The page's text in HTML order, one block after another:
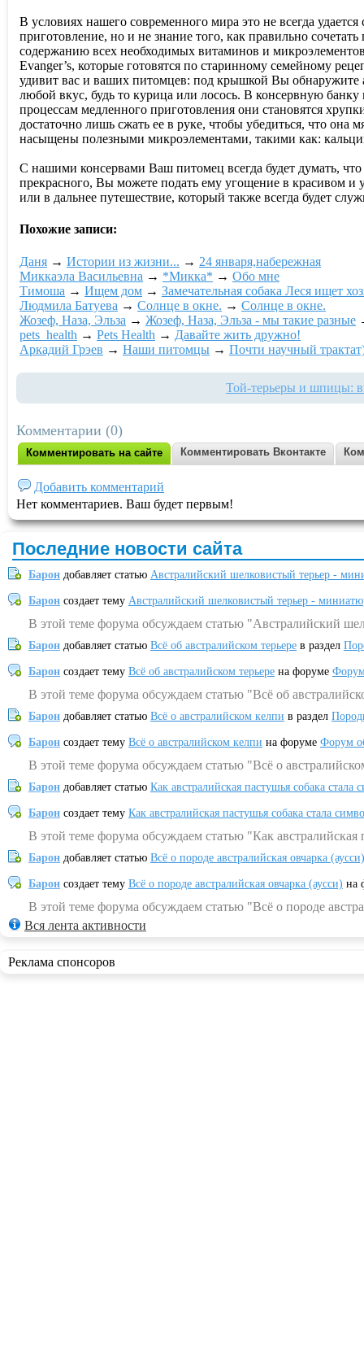
В условиях нашего современного мира это не всегда
приготовление, но и не знание того, как правильно
содержанию всех необходимых витаминов и
Evanger’s, которые готовятся по старинному семейному
удивит вас и ваших питомцев: под крышкой Вы обнаружите
любой вкус, будь то курица или лосось. В консервную
процессам медленного приготовления они становятся
достаточно лишь сжать ее в руке, чтобы убедиться, что она
насыщены полезными микроэлементами, такими как:
C нашими консервами Ваш питомец всегда будет думать,
прекрасного, Вы можете подать ему угощение в красивом и
или в дальнее путешествие, который также всегда будет
Похожие записи:
Даня → Истории из жизни... → 24 января,набережная
Миккаэла Васильевна → *Микка* → Обо мне
Тимоша → Ищем дом → Замечательная собака Леся ищет
Людмила Батуева → Солнце в окне. → Солнце в окне.
Жозеф, Наза, Эльза → Жозеф, Наза, Эльза - мы такие разные
pets_health → Pets Health → Давайте жить дружно!
Аркадий Грэев → Наши питомцы → Почти научный
Той-терьеры и шпицы:
Комментарии (0)
Комментировать на сайте Комментировать Вконтакте
Добавить комментарий
Нет комментариев. Ваш будет первым!
Последние новости сайта
Барон добавляет статью Австралийский шелковистый терьер -
Барон создает тему Австралийский шелковистый терьер -
В этой теме форума обсуждаем статью "Австралийский
Барон добавляет статью Всё об австралийском терьере в раздел
Барон создает тему Всё об австралийском терьере на форуме
В этой теме форума обсуждаем статью "Всё об
Барон добавляет статью Всё о австралийском келпи в раздел
Барон создает тему Всё о австралийском келпи на форуме Форум
В этой теме форума обсуждаем статью "Всё о
Барон добавляет статью Как австралийская пастушья собака
Барон создает тему Как австралийская пастушья собака стала
В этой теме форума обсуждаем статью "Как
Барон добавляет статью Всё о породе австралийская овчарка (аусси)
Барон создает тему Всё о породе австралийская овчарка (аусси) на
В этой теме форума обсуждаем статью "Всё о породе
Вся лента активности
Реклама спонсоров